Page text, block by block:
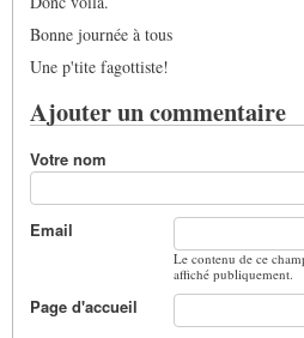
Bonne journée à tous
Une p'tite fagottiste!
Ajouter un commentaire
Votre nom
Email
Le contenu de ce
affiché publiquement.
Page d'accueil